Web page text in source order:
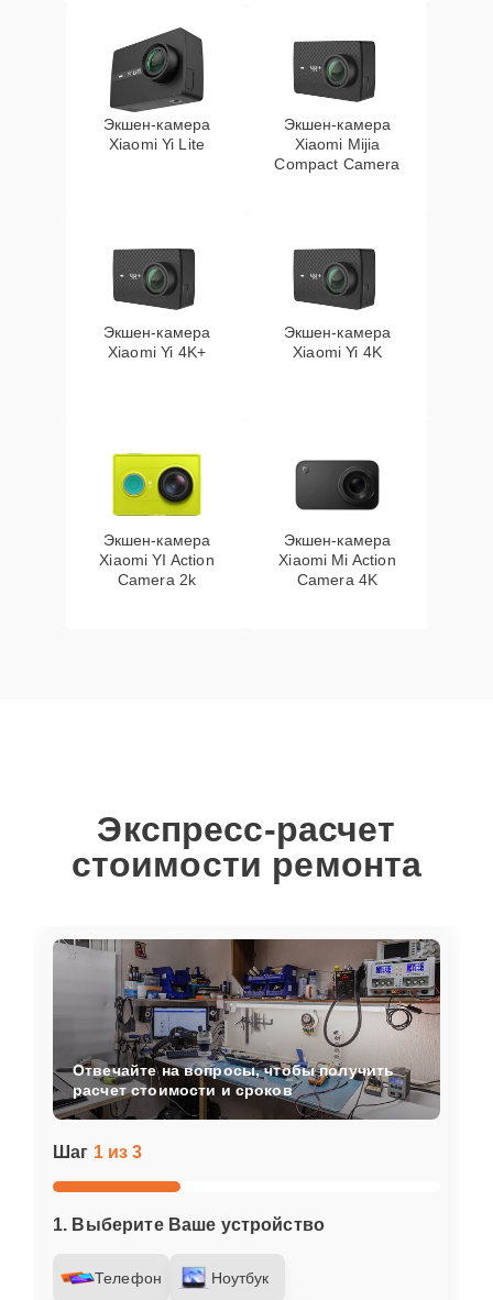
Экшен-камера
Xiaomi Yi Lite
Экшен-камера
Xiaomi Mijia
Compact Camera
Экшен-камера
Xiaomi Yi 4K+
Экшен-камера
Xiaomi Yi 4K
Экшен-камера
Xiaomi YI Action
Camera 2k
Экшен-камера
Xiaomi Mi Action
Camera 4K
Экспресс-расчет
стоимости ремонта
Шаг 1 из 3
1. Выберите Ваше устройство
Телефон Ноутбук
Отвечайте на вопросы, чтобы получить
расчет стоимости и сроков